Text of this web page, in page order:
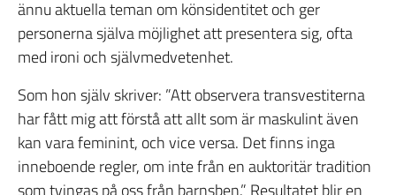
ännu aktuella teman om könsidentitet och ger
personerna själva möjlighet att presentera sig, ofta
med ironi och självmedvetenhet.
Som hon själv skriver: ”Att observera transvestiterna
har fått mig att förstå att allt som är maskulint även
kan vara feminint, och vice versa. Det finns inga
inneboende regler, om inte från en auktoritär tradition
som tvingas på oss från barnsben.” Resultatet blir en